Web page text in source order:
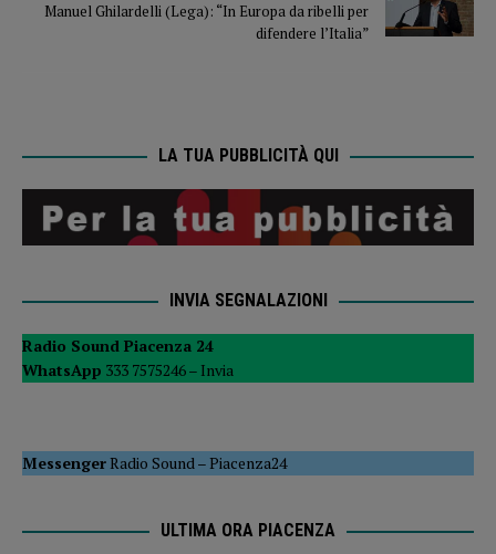
Manuel Ghilardelli (Lega): “In Europa da ribelli per
difendere l’Italia”
LA TUA PUBBLICITÀ QUI
INVIA SEGNALAZIONI
Radio Sound Piacenza 24
WhatsApp 333 7575246 – Invia
MessengerRadio Sound –Piacenza24
ULTIMA ORA PIACENZA